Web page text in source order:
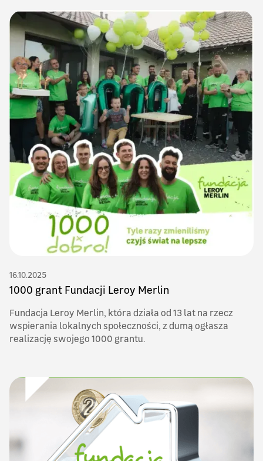
16.10.2025
1000 grant Fundacji Leroy Merlin
Fundacja Leroy Merlin, która działa od 13 lat na rzecz
wspierania lokalnych społeczności, z dumą ogłasza
realizację swojego 1000 grantu.